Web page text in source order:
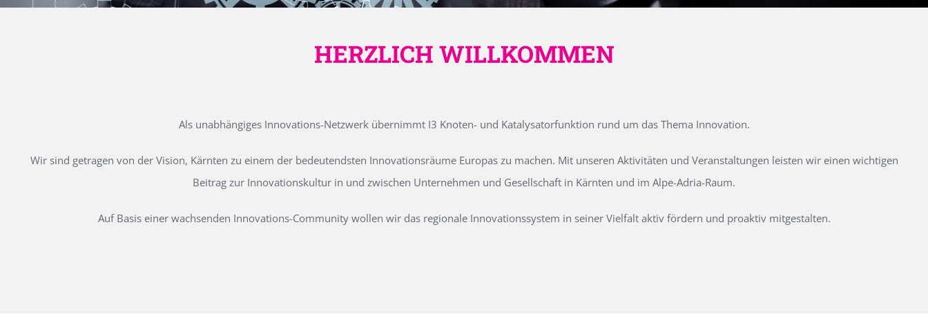
HERZLICH WILLKOMMEN
Als unabhängiges Innovations-Netzwerk übernimmt I3 Knoten- und Katalysatorfunktion rund um das Thema Innovation.
Wir sind getragen von der Vision, Kärnten zu einem der bedeutendsten Innovationsräume Europas zu machen. Mit unseren Aktivitäten und Veranstaltungen leisten wir einen wichtigen
Beitrag zur Innovationskultur in und zwischen Unternehmen und Gesellschaft in Kärnten und im Alpe-Adria-Raum.
Auf Basis einer wachsenden Innovations-Community wollen wir das regionale Innovationssystem in seiner Vielfalt aktiv fördern und proaktiv mitgestalten.